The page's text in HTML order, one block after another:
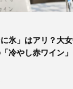
に氷」はアリ？大
冷やし赤ワイン」